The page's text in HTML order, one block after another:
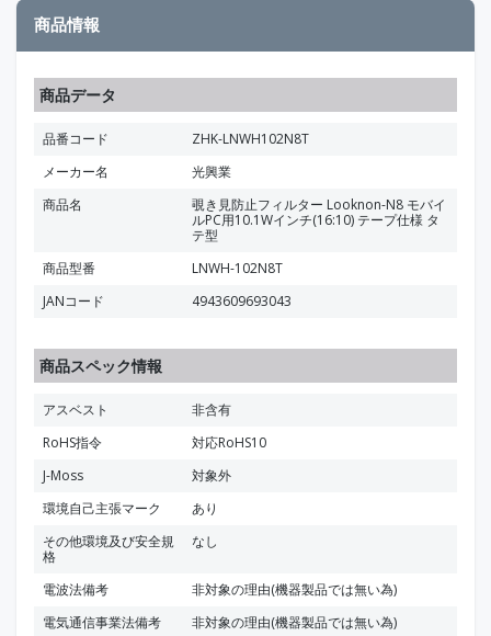
商品情報
商品データ
品番コード
ZHK-LNWH102N8T
メーカー名
光興業
商品名
覗き見防止フィルター Looknon-N8 モバイ
ルPC用10.1Wインチ(16:10) テープ仕様 タ
テ型
商品型番
LNWH-102N8T
JANコード
4943609693043
商品スペック情報
アスベスト
非含有
RoHS指令
対応RoHS10
J-Moss
対象外
環境自己主張マーク
あり
その他環境及び安全規
格
なし
電波法備考
非対象の理由(機器製品では無い為)
電気通信事業法備考
非対象の理由(機器製品では無い為)